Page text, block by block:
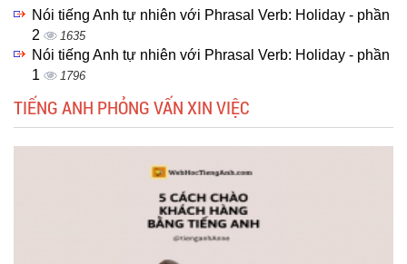
Nói tiếng Anh tự nhiên với Phrasal Verb: Holiday - phần
2
1635
Nói tiếng Anh tự nhiên với Phrasal Verb: Holiday - phần
1
1796
TIẾNG ANH PHỎNG VẤN XIN VIỆC